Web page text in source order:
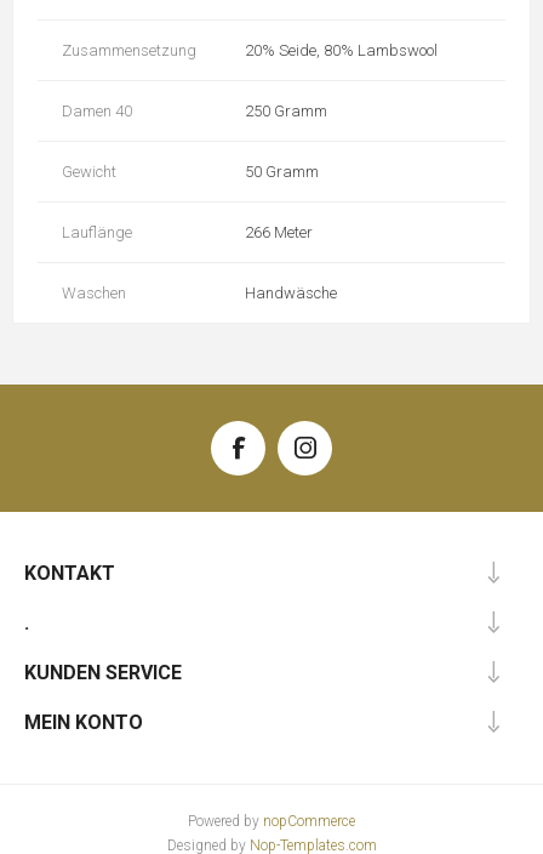
Zusammensetzung 20% Seide, 80% Lambswool
Damen 40 250 Gramm
Gewicht 50 Gramm
Lauflänge 266 Meter
Waschen Handwäsche
KONTAKT
.
KUNDEN SERVICE
MEIN KONTO
Powered by nopCommerce
Designed by Nop-Templates.com